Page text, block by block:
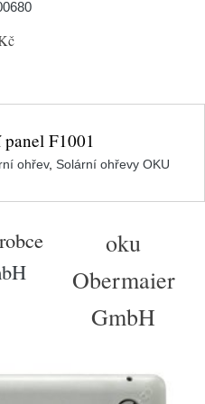
F1001
ohřev, Solární ohřevy OKU
oku
Obermaier
GmbH